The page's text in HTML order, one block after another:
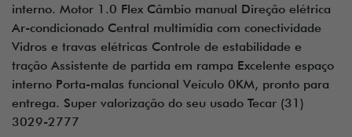
interno. Motor 1.0 Flex Câmbio manual Direção elétrica
Ar-condicionado Central multimídia com conectividade
Vidros e travas elétricas Controle de estabilidade e
tração Assistente de partida em rampa Excelente espaço
interno Porta-malas funcional Veículo 0KM, pronto para
entrega. Super valorização do seu usado Tecar (31)
3029-2777